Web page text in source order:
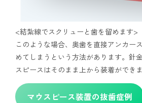
<結紮線でスクリューと歯を留めます>
このような場合、奥歯を直接アンカー
めてしまうという方法があります。針
スピースはそのまま上から装着ができま
マウスピース装置の抜歯症例